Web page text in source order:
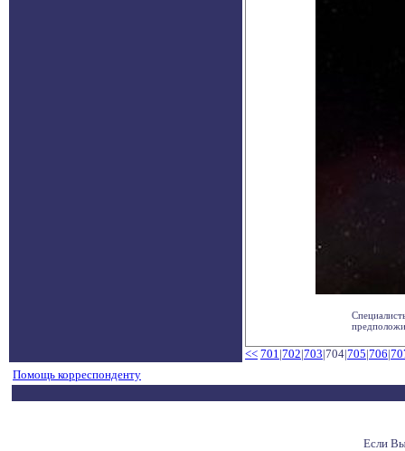
<< 701|702|703|704|705|706|
Помощь корреспонденту
Если